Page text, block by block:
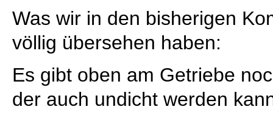
Was wir in den bisherigen
völlig übersehen haben:
Es gibt oben am Getriebe
der auch undicht werden